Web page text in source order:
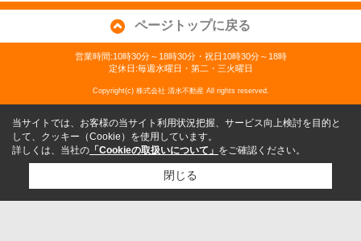
ページトップに戻る
営業時間:10時30分～18時30分・祝日10時30分～18時
定休日:毎週水曜日・第二・三火曜日
Copyright(c) 株式会社 清水不動産 All rights reserved.
当サイトでは、お客様の当サイト利用状況把握、サービス向上検討を目的と
して、クッキー（Cookie）を使用しています。
詳しくは、当社の 「Cookieの取扱いについて」 をご確認ください。
閉じる